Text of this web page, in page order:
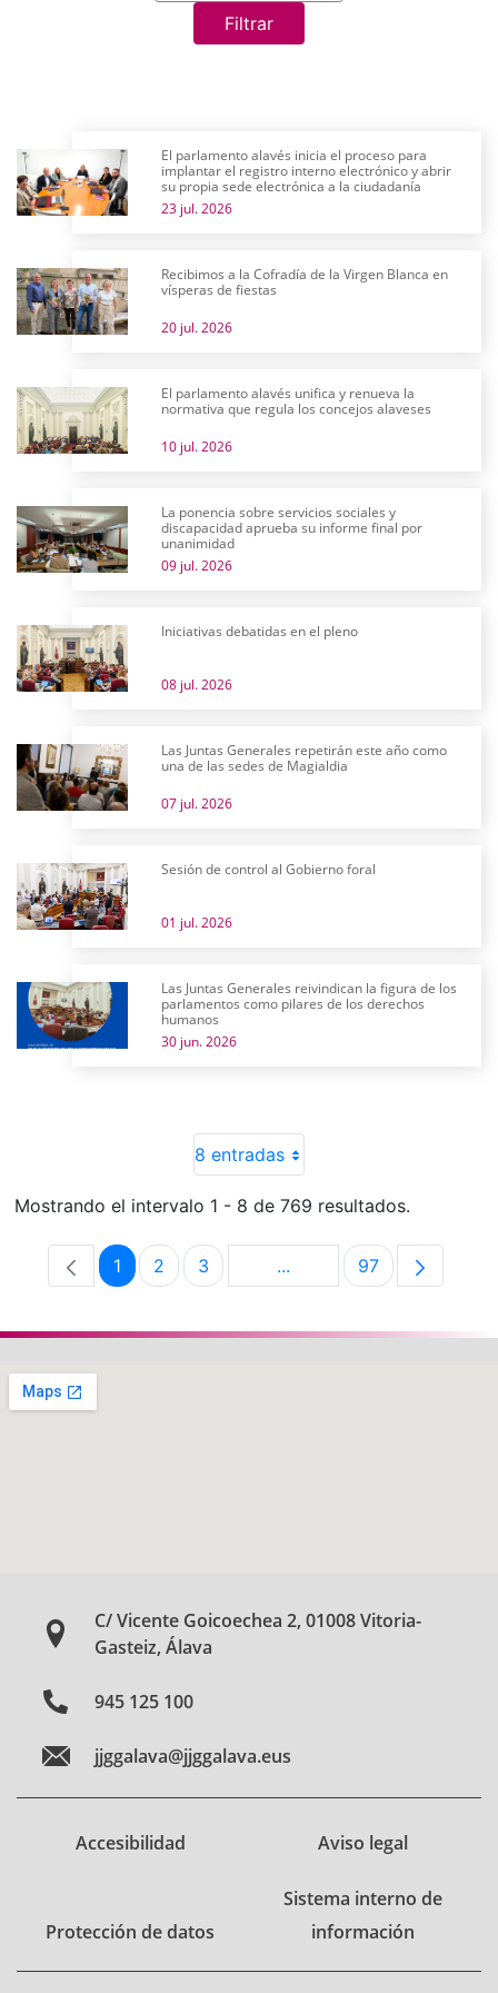
Filtrar
El parlamento alavés inicia el proceso para
implantar el registro interno electrónico y abrir
su propia sede electrónica a la ciudadanía
23 jul. 2026
Recibimos a la Cofradía de la Virgen Blanca en
vísperas de fiestas
20 jul. 2026
El parlamento alavés unifica y renueva la
normativa que regula los concejos alaveses
10 jul. 2026
La ponencia sobre servicios sociales y
discapacidad aprueba su informe final por
unanimidad
09 jul. 2026
Iniciativas debatidas en el pleno
08 jul. 2026
Las Juntas Generales repetirán este año como
una de las sedes de Magialdia
07 jul. 2026
Sesión de control al Gobierno foral
01 jul. 2026
Las Juntas Generales reivindican la figura de los
parlamentos como pilares de los derechos
humanos
30 jun. 2026
8 entradas
Mostrando el intervalo 1 - 8 de 769 resultados.
Página
1 Página
2 Página
3 ...Páginas intermedias Use
Página
97
C/ Vicente Goicoechea 2, 01008 Vitoria-
Gasteiz, Álava
945 125 100
jjggalava@jjggalava.eus
Accesibilidad Aviso legal
Protección de datos
Sistema interno de
información